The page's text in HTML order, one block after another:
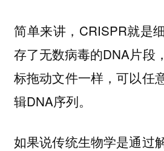
简单来讲，CRISPR就是
存了无数病毒的DNA片段
标拖动文件一样，可以任
辑DNA序列。
如果说传统生物学是通过